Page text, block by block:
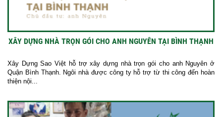
XÂY DỰNG NHÀ TRỌN GÓI CHO ANH NGUYÊN TẠI BÌNH THẠNH
Xây Dựng Sao Việt hỗ trợ xây dựng nhà trọn gói cho anh Nguyên ở
Quận Bình Thạnh. Ngôi nhà được công ty hỗ trợ từ thi công đến hoàn
thiện nội...